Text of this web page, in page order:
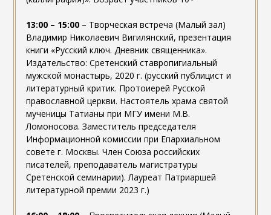
13:00 – 15:00– Творческая встреча (Малый зал)
Владимир Николаевич Вигилянский, презентация
книги «Русский ключ. Дневник священника».
Издательство: Сретенский ставропигиальный
мужской монастырь, 2020 г. (русский публицист и
литературный критик. Протоиерей Русской
православной церкви. Настоятель храма святой
мученицы Татианы при МГУ имени М.В.
Ломоносова. Заместитель председателя
Информационной комиссии при Епархиальном
совете г. Москвы. Член Союза российских
писателей, преподаватель магистратуры
Сретенской семинарии). Лауреат Патриаршей
литературной премии 2023 г.)